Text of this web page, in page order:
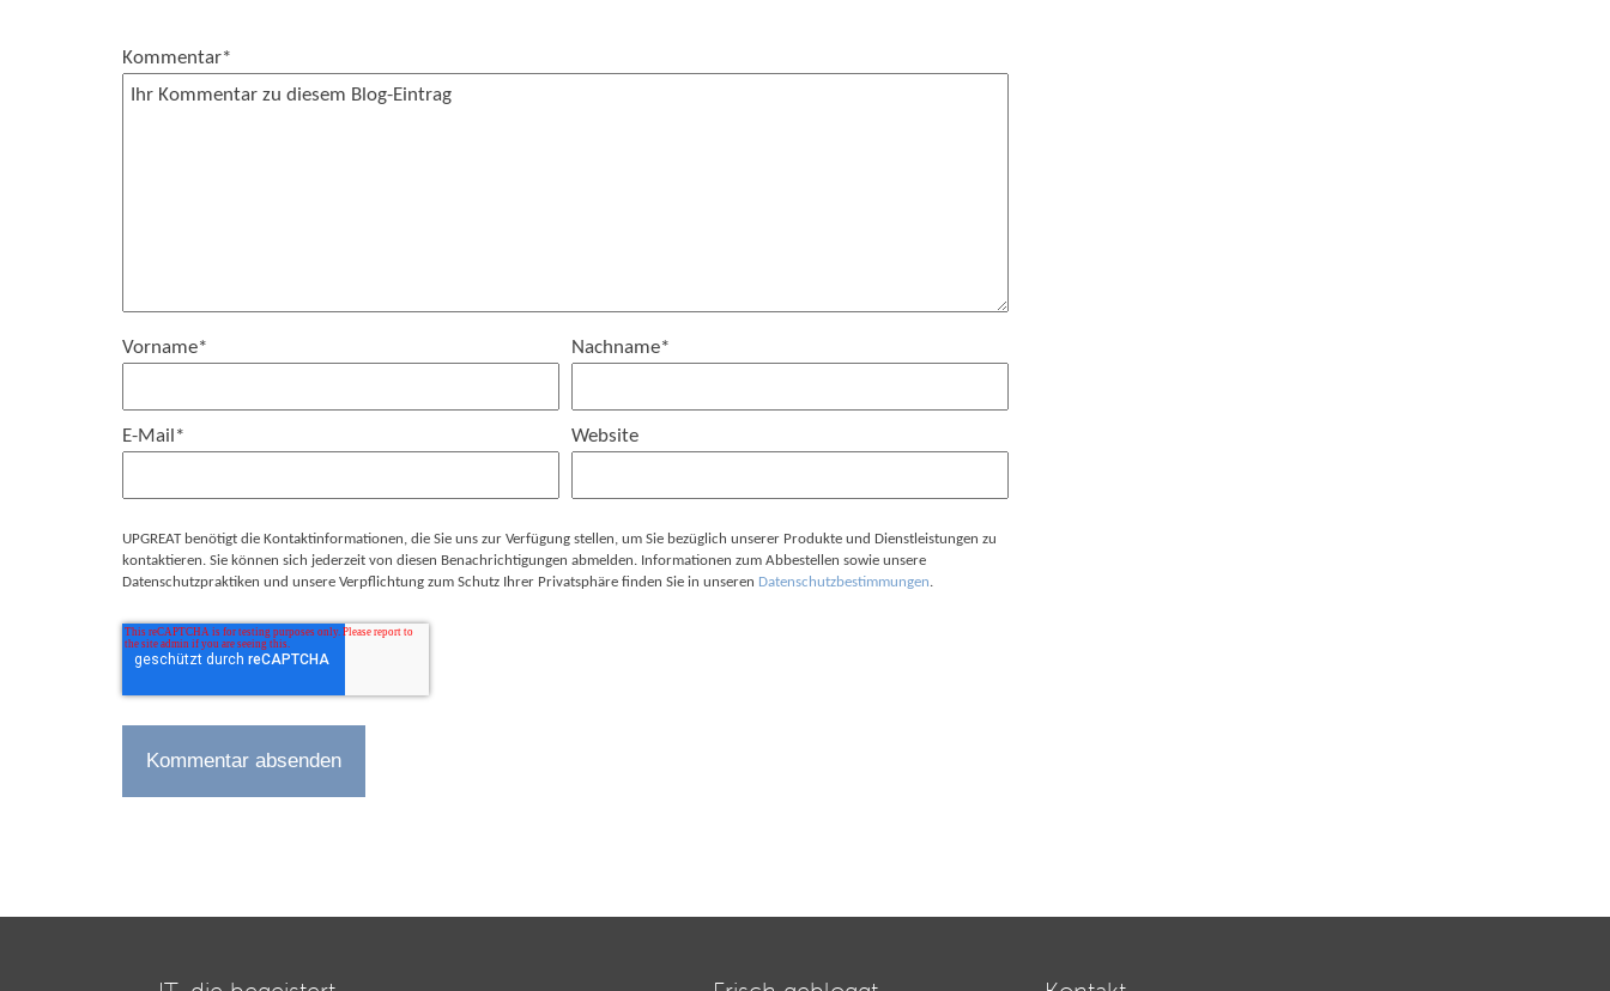
Kommentar*
Vorname* Nachname*
E-Mail * Website
UPGREAT benötigt die Kontaktinformationen, die Sie uns zur Verfügung stellen, um Sie bezüglich unserer Produkte und Dienstleistungen zu
kontaktieren. Sie können sich jederzeit von diesen Benachrichtigungen abmelden. Informationen zum Abbestellen sowie unsere
Datenschutzpraktiken und unsere Verpflichtung zum Schutz Ihrer Privatsphäre finden Sie in unseren Datenschutzbestimmungen.